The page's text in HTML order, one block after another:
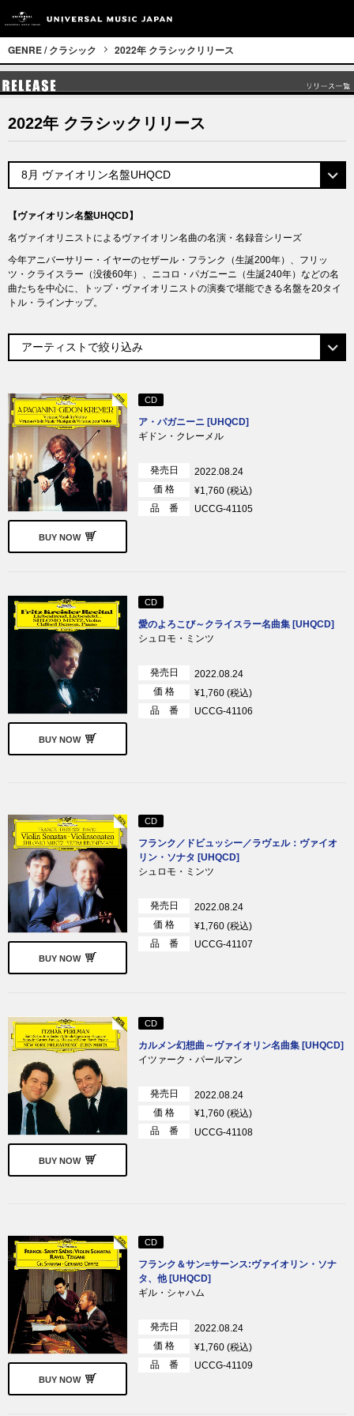
GENRE / クラシック 2022年 クラシックリリース
2022年 クラシックリリース
【ヴァイオリン名盤UHQCD】
名ヴァイオリニストによるヴァイオリン名曲の名演・名録音シリーズ
今年アニバーサリー・イヤーのセザール・フランク（生誕200年）、フリッ
ツ・クライスラー（没後60年）、ニコロ・パガニーニ（生誕240年）などの名
曲たちを中心に、トップ・ヴァイオリニストの演奏で堪能できる名盤を20タイ
トル・ラインナップ。
BUY NOW
CD
ア・パガニーニ [UHQCD]
ギドン・クレーメル
発売日
2022.08.24
価 格
¥1,760 (税込)
品 番
UCCG-41105
BUY NOW
CD
愛のよろこび～クライスラー名曲集 [UHQCD]
シュロモ・ミンツ
発売日
2022.08.24
価 格
¥1,760 (税込)
品 番
UCCG-41106
BUY NOW
CD
フランク／ドビュッシー／ラヴェル：ヴァイオ
リン・ソナタ [UHQCD]
シュロモ・ミンツ
発売日
2022.08.24
価 格
¥1,760 (税込)
品 番
UCCG-41107
BUY NOW
CD
カルメン幻想曲～ヴァイオリン名曲集 [UHQCD]
イツァーク・パールマン
発売日
2022.08.24
価 格
¥1,760 (税込)
品 番
UCCG-41108
BUY NOW
CD
フランク＆サン=サーンス:ヴァイオリン・ソナ
タ、他 [UHQCD]
ギル・シャハム
発売日
2022.08.24
価 格
¥1,760 (税込)
品 番
UCCG-41109